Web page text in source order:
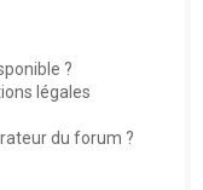
?
légales
du forum ?